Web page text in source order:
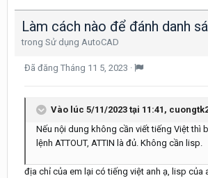
trong Sử dụng AutoCAD
Đã đăng Tháng 11 5, 2023 ·
Vào lúc 5/11/2023 tại 11:41,
Nếu nội dung không cần viết tiếng Việt thì
lệnh ATTOUT, ATTIN là đủ. Không cần lisp.
địa chỉ của em lại có tiếng việt anh ạ, lisp của